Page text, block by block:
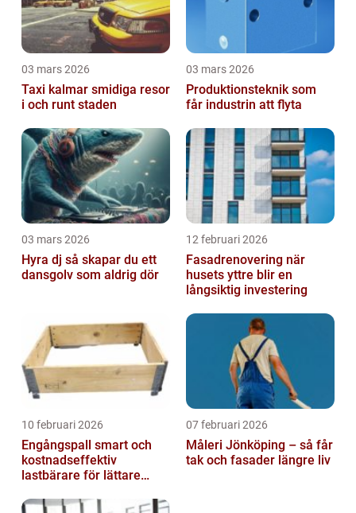
03 mars 2026
Taxi kalmar smidiga resor
i och runt staden
03 mars 2026
Produktionsteknik som
får industrin att flyta
03 mars 2026
Hyra dj så skapar du ett
dansgolv som aldrig dör
12 februari 2026
Fasadrenovering när
husets yttre blir en
långsiktig investering
10 februari 2026
Engångspall smart och
kostnadseffektiv
lastbärare för lättare
07 februari 2026
Måleri Jönköping – så får
tak och fasader längre liv